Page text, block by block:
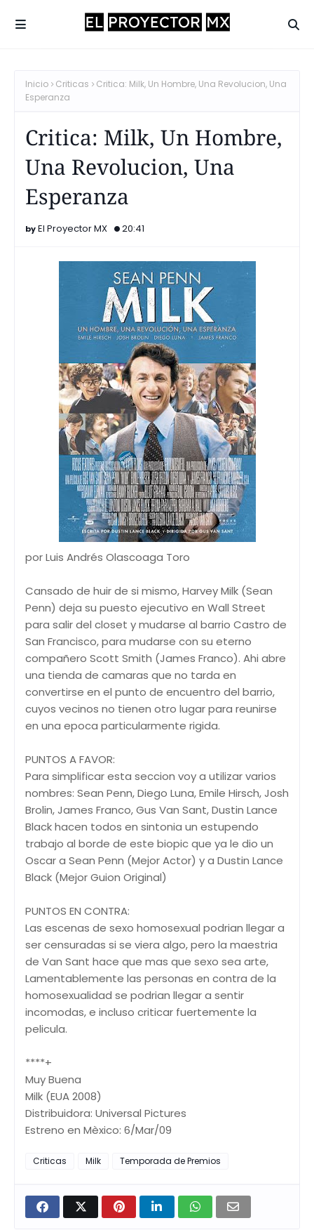
Inicio Criticas
Critica: Milk, Un Hombre, Una Revolucion, Una
Esperanza
Critica: Milk, Un Hombre,
Una Revolucion, Una
Esperanza
El Proyector MX 20:41
por Luis Andrés Olascoaga Toro
Cansado de huir de si mismo, Harvey Milk (Sean
Penn) deja su puesto ejecutivo en Wall Street
para salir del closet y mudarse al barrio Castro de
San Francisco, para mudarse con su eterno
compañero Scott Smith (James Franco). Ahi abre
una tienda de camaras que no tarda en
convertirse en el punto de encuentro del barrio,
cuyos vecinos no tienen otro lugar para reunirse
en una epoca particularmente rigida.
PUNTOS A FAVOR:
Para simplificar esta seccion voy a utilizar varios
nombres: Sean Penn, Diego Luna, Emile Hirsch, Josh
Brolin, James Franco, Gus Van Sant, Dustin Lance
Black hacen todos en sintonia un estupendo
trabajo al borde de este biopic que ya le dio un
Oscar a Sean Penn (Mejor Actor) y a Dustin Lance
Black (Mejor Guion Original)
PUNTOS EN CONTRA:
Las escenas de sexo homosexual podrian llegar a
ser censuradas si se viera algo, pero la maestria
de Van Sant hace que mas que sexo sea arte,
Lamentablemente las personas en contra de la
homosexualidad se podrian llegar a sentir
incomodas, e incluso criticar fuertemente la
pelicula.
****+
Muy Buena
Milk (EUA 2008)
Distribuidora: Universal Pictures
Estreno en Mèxico: 6/Mar/09
Criticas Milk Temporada de Premios